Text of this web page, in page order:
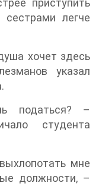
приступить
легче
хочет здесь
указал
податься? –
студента
мне
должности, –